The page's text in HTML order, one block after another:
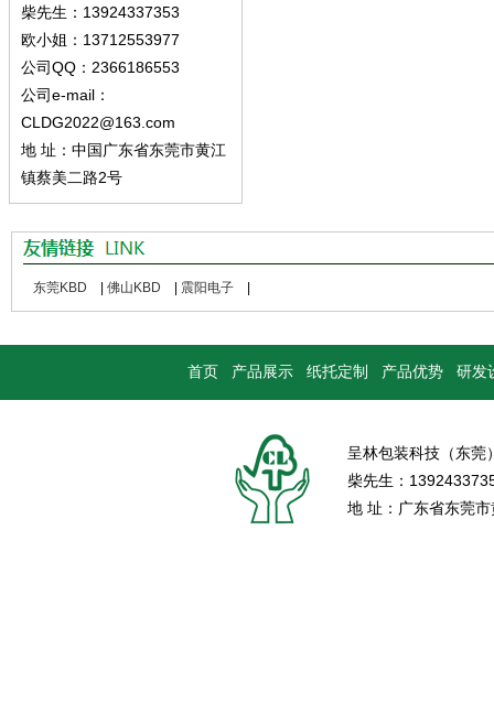
柴先生：13924337353
欧小姐：13712553977
公司QQ：2366186553
公司e-mail：
CLDG2022@163.com
地 址：中国广东省东莞市黄江
镇蔡美二路2号
东莞KBD 佛山KBD 震阳电子
首页 产品展示 纸托定制 产品优势 研发
呈林包装科技（东
柴先生：
地 址：广东省东莞